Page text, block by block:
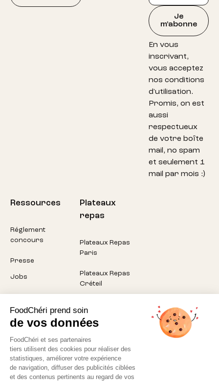
FoodChéri prend soin
de vos données
FoodChéri et ses partenaires
tiers utilisent des cookies pour réaliser des
statistiques, améliorer votre expérience
de navigation, diffuser des publicités ciblées
et des contenus pertinents au regard de vos
Je
m'abonne
En vous
inscrivant,
vous acceptez
nos conditions
d'utilisation.
Promis, on est
aussi
respectueux
de votre boîte
mail, no spam
et seulement 1
mail par mois :)
Ressources
Réglement
concours
Presse
Jobs
Plateaux
repas
Plateaux Repas
Paris
Plateaux Repas
Créteil
Pantin
Plateaux Repas
Aubervilliers